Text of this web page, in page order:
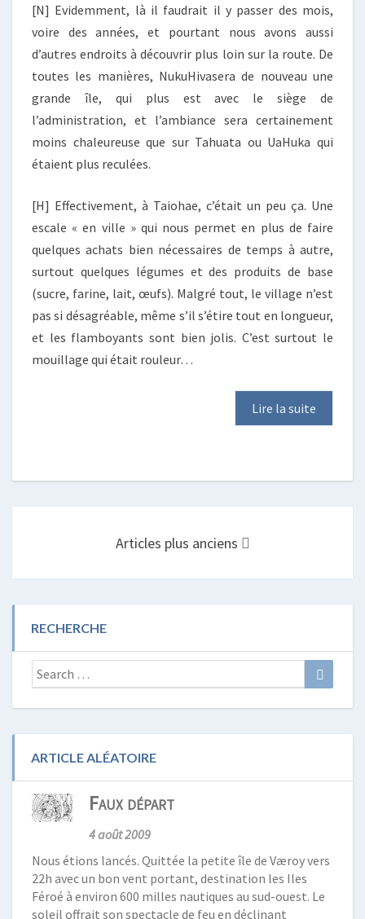
[N] Evidemment, là il faudrait il y passer des mois,
voire des années, et pourtant nous avons aussi
d’autres endroits à découvrir plus loin sur la route. De
toutes les manières, NukuHivasera de nouveau une
grande île, qui plus est avec le siège de
l’administration, et l’ambiance sera certainement
moins chaleureuse que sur Tahuata ou UaHuka qui
étaient plus reculées.
[H] Effectivement, à Taiohae, c’était un peu ça. Une
escale « en ville » qui nous permet en plus de faire
quelques achats bien nécessaires de temps à autre,
surtout quelques légumes et des produits de base
(sucre, farine, lait, œufs). Malgré tout, le village n’est
pas si désagréable, même s’il s’étire tout en longueur,
et les flamboyants sont bien jolis. C’est surtout le
mouillage qui était rouleur…
Lire la suite
Articles plus anciens
RECHERCHE
Search
for:
Search
ARTICLE ALÉATOIRE
Faux départ
4 août 2009
Nous étions lancés. Quittée la petite île de Væroy vers
22h avec un bon vent portant, destination les Iles
Féroé à environ 600 milles nautiques au sud-ouest. Le
soleil offrait son spectacle de feu en déclinant